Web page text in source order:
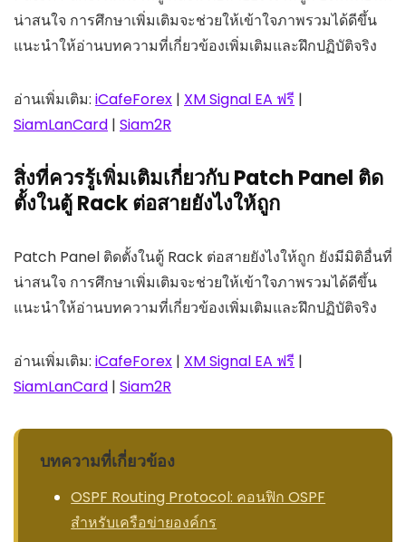
น่าสนใจ การศึกษาเพิ่มเติมจะช่วยให้เข้าใจภาพรวมได้ดีขึ้น
แนะนำให้อ่านบทความที่เกี่ยวข้องเพิ่มเติมและฝึกปฏิบัติจริง
อ่านเพิ่มเติม: iCafeForex | XM Signal EA ฟรี |
SiamLanCard | Siam2R
สิ่งที่ควรรู้เพิ่มเติมเกี่ยวกับ Patch Panel ติด
ตั้งในตู้ Rack ต่อสายยังไงให้ถูก
Patch Panel ติดตั้งในตู้ Rack ต่อสายยังไงให้ถูก ยังมีมิติอื่นที่
น่าสนใจ การศึกษาเพิ่มเติมจะช่วยให้เข้าใจภาพรวมได้ดีขึ้น
แนะนำให้อ่านบทความที่เกี่ยวข้องเพิ่มเติมและฝึกปฏิบัติจริง
อ่านเพิ่มเติม: iCafeForex | XM Signal EA ฟรี |
SiamLanCard | Siam2R
บทความที่เกี่ยวข้อง
OSPF Routing Protocol: คอนฟิก OSPF
สำหรับเครือข่ายองค์กร